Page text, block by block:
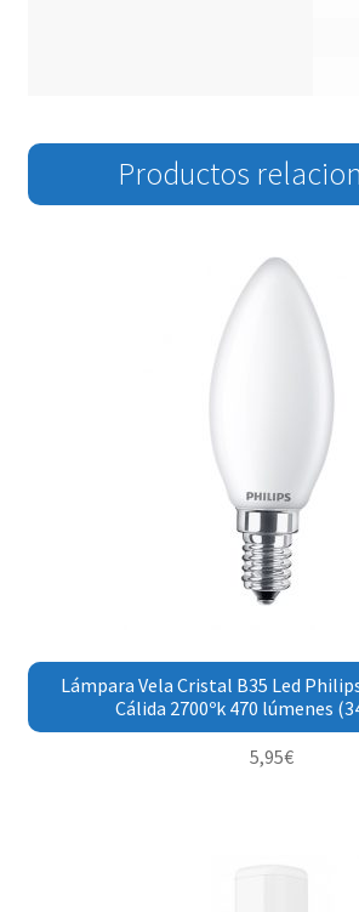
Productos
Lámpara Vela Cristal B35 Led
Cálida 2700ºk 470 lúmenes
5,95€